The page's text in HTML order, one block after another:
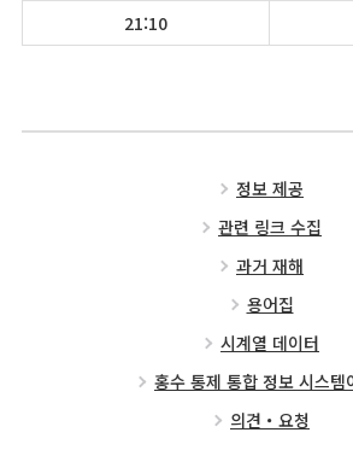
21:10
정보 제공
관련 링크 수집
과거 재해
용어집
시계열 데이터
홍수 통제 통합 정보 시스템
의견・요청